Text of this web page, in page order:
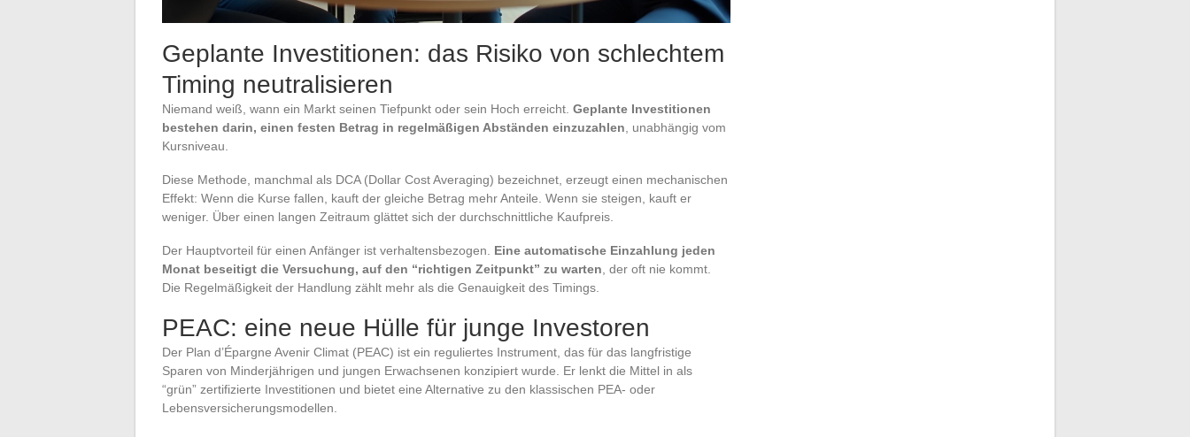
Geplante Investitionen: das Risiko von schlechtem
Timing neutralisieren
Niemand weiß, wann ein Markt seinen Tiefpunkt oder sein Hoch erreicht. Geplante Investitionen
bestehen darin, einen festen Betrag in regelmäßigen Abständen einzuzahlen , unabhängig vom
Kursniveau.
Diese Methode, manchmal als DCA (Dollar Cost Averaging) bezeichnet, erzeugt einen mechanischen
Effekt: Wenn die Kurse fallen, kauft der gleiche Betrag mehr Anteile. Wenn sie steigen, kauft er
weniger. Über einen langen Zeitraum glättet sich der durchschnittliche Kaufpreis.
Der Hauptvorteil für einen Anfänger ist verhaltensbezogen. Eine automatische Einzahlung jeden
Monat beseitigt die Versuchung, auf den “richtigen Zeitpunkt” zu warten , der oft nie kommt.
Die Regelmäßigkeit der Handlung zählt mehr als die Genauigkeit des Timings.
PEAC: eine neue Hülle für junge Investoren
Der Plan d’Épargne Avenir Climat (PEAC) ist ein reguliertes Instrument, das für das langfristige
Sparen von Minderjährigen und jungen Erwachsenen konzipiert wurde. Er lenkt die Mittel in als
“grün” zertifizierte Investitionen und bietet eine Alternative zu den klassischen PEA- oder
Lebensversicherungsmodellen.